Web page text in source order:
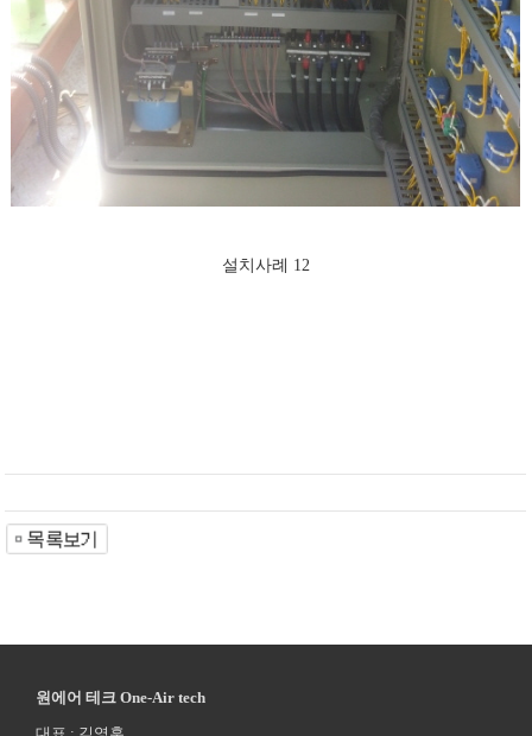
설치사례 12
원에어 테크 One-Air tech